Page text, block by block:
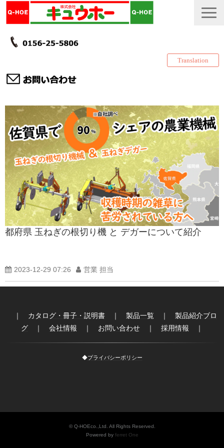
Translation
TOP
カタログ・冊子 DL
説明書
製品一覧
会社情報
採用情報
更新履歴
製品紹介ブログ
都府県 玉ねぎの根切り機 と デガーについて紹介
2023-12-29 07:26 営業 担当
｜ カタログ・冊子・説明書 ｜ 製品一覧 ｜ 製品紹介ブロ
グ ｜ 会社情報 ｜ お問い合わせ ｜ 採用情報 ｜
◆プライバシーポリシー
© Q-HOEco.,Ltd. All Rights Reserved.
Powered by ferret One